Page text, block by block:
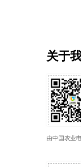
关于
由中国农业